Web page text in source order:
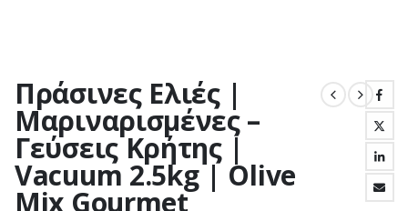
Πράσινες Ελιές |
Μαριναρισμένες –
Γεύσεις Κρήτης |
Vacuum 2.5kg | Olive
Mix Gourmet